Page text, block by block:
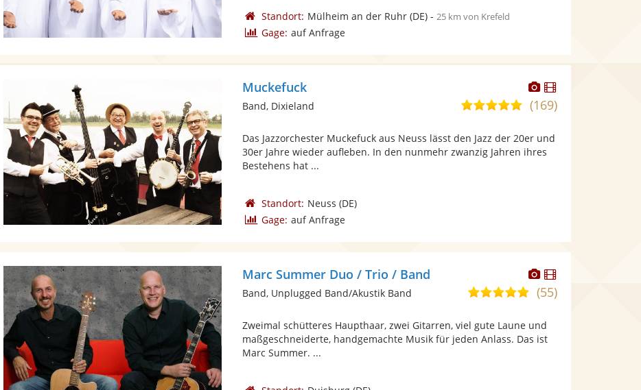
Standort: Mülheim an der Ruhr(DE)- 25 km von Krefeld
Gage: auf Anfrage
Dieser
Künstler
stellt
Fotos
bereit.
Dieser
Künstler
Muckefuck
5,0
5
Sternen
(169)
Band, Dixieland
Das Jazzorchester Muckefuck aus Neuss lässt den Jazz der 20er und
30er Jahre wieder aufleben. In den nunmehr zwanzig Jahren ihres
Bestehens hat ...
Standort: Neuss (DE)
Gage: auf Anfrage
Dieser
Künstler
stellt
Fotos
bereit.
Dieser
Künstler
Marc Summer Duo / Trio / Band
4,9
5
Sternen
(55)
Band, Unplugged Band/Akustik Band
Zweimal schütteres Haupthaar, zwei Gitarren, viel gute Laune und
maßgeschneiderte, handgemachte Musik für jeden Anlass. Das ist
Marc Summer. ...